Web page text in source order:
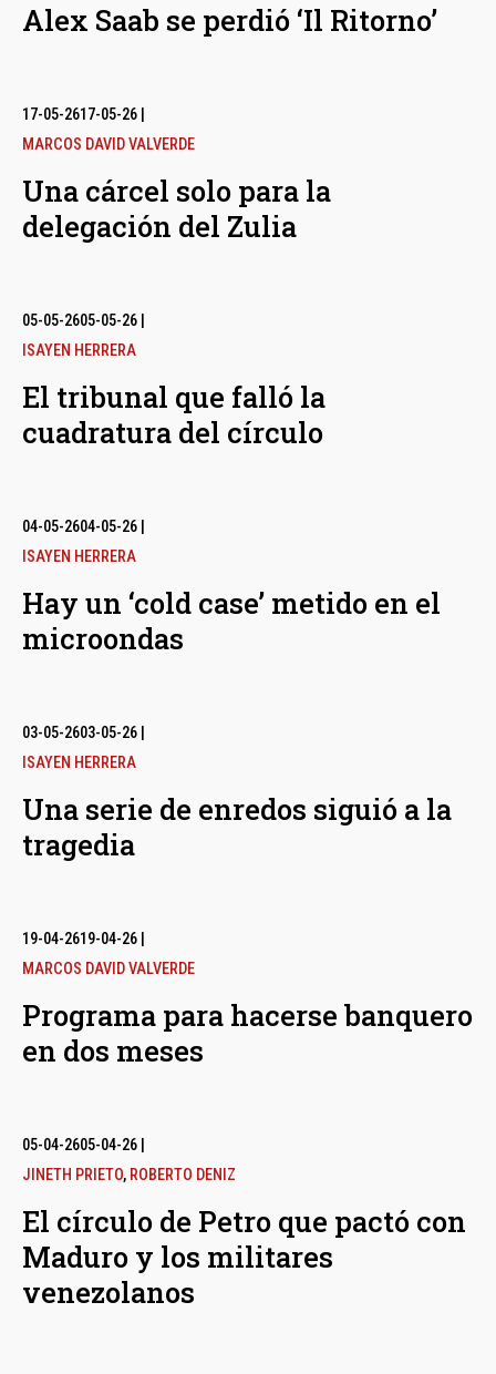
Alex Saab se perdió ‘Il Ritorno’
17-05-2617-05-26
MARCOS DAVID VALVERDE
Una cárcel solo para la
delegación del Zulia
05-05-2605-05-26
ISAYEN HERRERA
El tribunal que falló la
cuadratura del círculo
04-05-2604-05-26
ISAYEN HERRERA
Hay un ‘cold case’ metido en el
microondas
03-05-2603-05-26
ISAYEN HERRERA
Una serie de enredos siguió a la
tragedia
19-04-2619-04-26
MARCOS DAVID VALVERDE
Programa para hacerse banquero
en dos meses
05-04-2605-04-26
JINETH PRIETO, ROBERTO DENIZ
El círculo de Petro que pactó con
Maduro y los militares
venezolanos